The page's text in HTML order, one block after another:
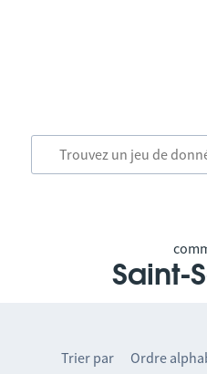
Saint-
Trier par Ordre